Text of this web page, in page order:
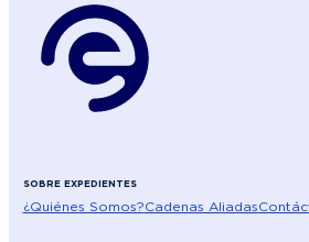
SOBRE EXPEDIENTES
¿Quiénes Somos?Cadenas Aliadas